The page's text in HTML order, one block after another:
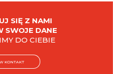
SIĘ Z NAMI
SWOJE DANE
DO CIEBIE
KONTAKT